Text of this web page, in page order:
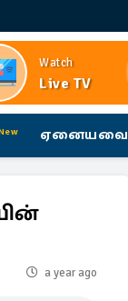
Watch
Live TV
ஏனையவை
a year ago